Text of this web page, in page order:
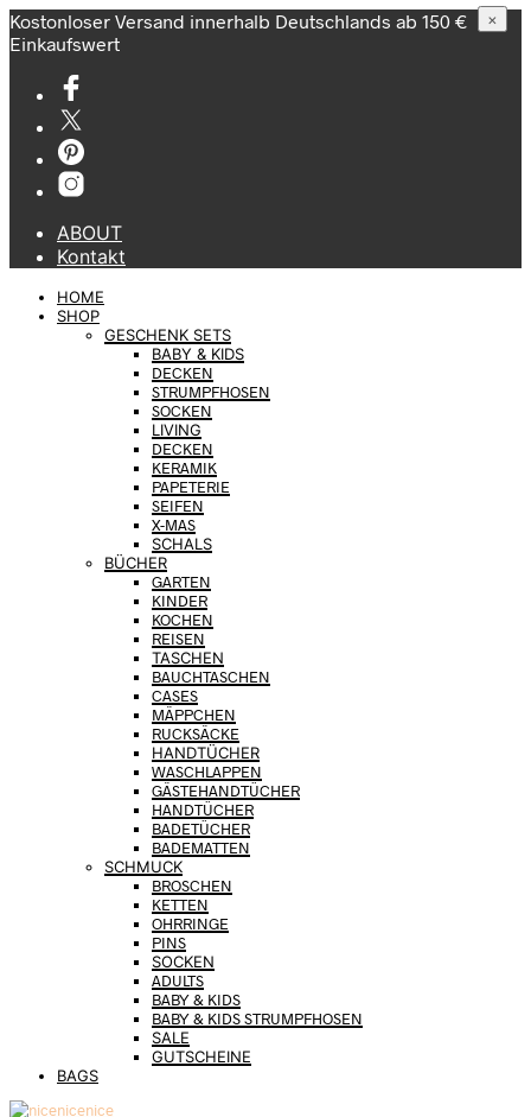
Kostonloser Versand innerhalb Deutschlands ab 150 €
Einkaufswert
ABOUT
Kontakt
HOME
SHOP
GESCHENK SETS
BABY & KIDS
DECKEN
STRUMPFHOSEN
SOCKEN
LIVING
DECKEN
KERAMIK
PAPETERIE
SEIFEN
X-MAS
SCHALS
BÜCHER
GARTEN
KINDER
KOCHEN
REISEN
TASCHEN
BAUCHTASCHEN
CASES
MÄPPCHEN
RUCKSÄCKE
HANDTÜCHER
WASCHLAPPEN
GÄSTEHANDTÜCHER
HANDTÜCHER
BADETÜCHER
BADEMATTEN
SCHMUCK
BROSCHEN
KETTEN
OHRRINGE
PINS
SOCKEN
ADULTS
BABY & KIDS
BABY & KIDS STRUMPFHOSEN
SALE
GUTSCHEINE
BAGS
×